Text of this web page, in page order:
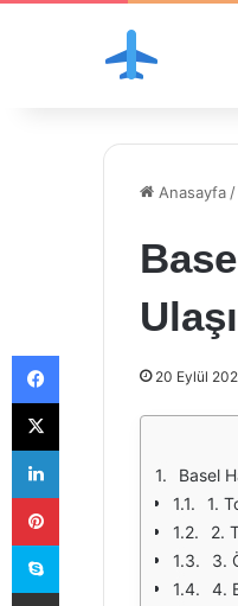
Anasayfa /
20 Eylül
Basel
1.
2.
3.
4.
Facebook
X
LinkedIn
Pinterest
Skype
E-Posta ile paylaş